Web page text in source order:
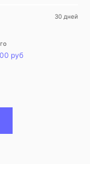
30 дней
руб